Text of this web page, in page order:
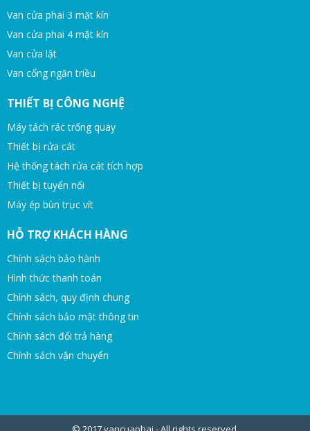
Van cửa phai 3 mặt kín
Van cửa phai 4 mặt kín
Van cửa lật
Van cổng ngăn triều
THIẾT BỊ CÔNG NGHỆ
Máy tách rác trống quay
Thiết bị rửa cát
Hệ thống tách rửa cát tích hợp
Thiết bị tuyển nổi
Máy ép bùn trục vít
HỖ TRỢ KHÁCH HÀNG
Chính sách bảo hành
Hình thức thanh toán
Chính sách, quy định chung
Chính sách bảo mật thông tin
Chính sách đổi trả hàng
Chính sách vận chuyển